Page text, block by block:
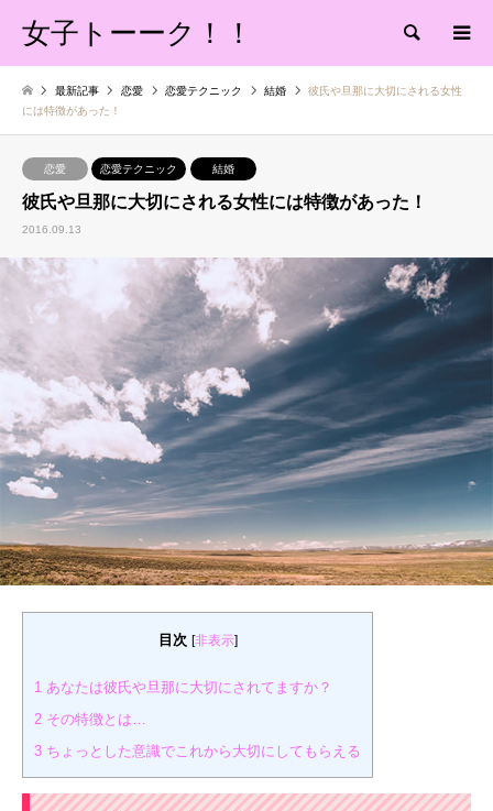
女子トーーク！！ 検索
最新記事 恋愛 恋愛テクニック 結婚
彼氏や旦那に大切にされる女性
には特徴があった！
恋愛 恋愛テクニック 結婚
彼氏や旦那に大切にされる女性には特徴があった！
2016.09.13
目次 [非表示]
1 あなたは彼氏や旦那に大切にされてますか？
2 その特徴とは…
3 ちょっとした意識でこれから大切にしてもらえる